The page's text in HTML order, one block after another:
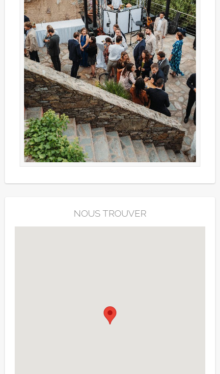
NOUS TROUVER